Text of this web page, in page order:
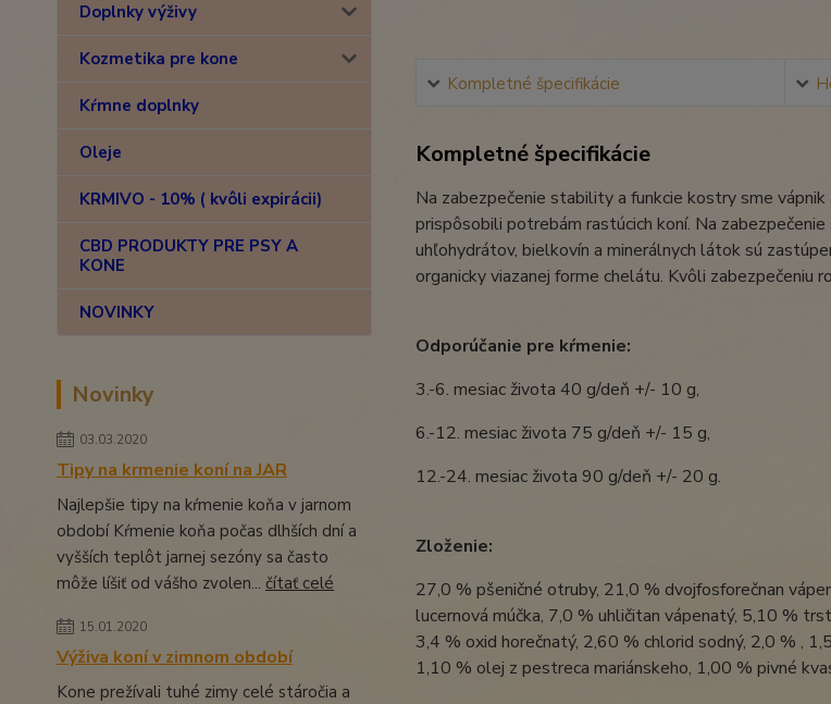
Doplnky výživy
Kozmetika pre kone
Kŕmne doplnky
Oleje
KRMIVO - 10% ( kvôli expirácii)
CBD PRODUKTY PRE PSY A
KONE
NOVINKY
Novinky
03.03.2020
Tipy na krmenie koní na JAR
Najlepšie tipy na kŕmenie koňa v jarnom
období Kŕmenie koňa počas dlhších dní a
vyšších teplôt jarnej sezóny sa často
môže líšiť od vášho zvolen... čítať celé
15.01.2020
Výživa koní v zimnom období
Kone prežívali tuhé zimy celé stáročia a
Kompletné špecifikácie
Kompletné špecifikácie
Na zabezpečenie stability a funkcie kostry sme
prispôsobili potrebám rastúcich koní. Na
uhľohydrátov, bielkovín a minerálnych látok sú
organicky viazanej forme chelátu. Kvôli zabezpečeniu
Odporúčanie pre kŕmenie:
3.-6. mesiac života 40 g/deň +/- 10 g,
6.-12. mesiac života 75 g/deň +/- 15 g,
12.-24. mesiac života 90 g/deň +/- 20 g.
Zloženie:
27,0 % pšeničné otruby, 21,0 % dvojfosforečnan
lucernová múčka, 7,0 % uhličitan vápenatý, 5,10 %
3,4 % oxid horečnatý, 2,60 % chlorid sodný, 2,0 % ,
1,10 % olej z pestreca mariánskeho, 1,00 % pivné